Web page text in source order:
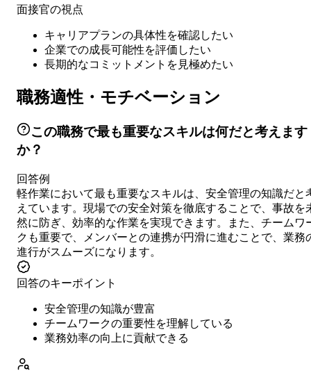
面接官の視点
キャリアプランの具体性を確認したい
企業での成長可能性を評価したい
長期的なコミットメントを見極めたい
職務適性・モチベーション
この職務で最も重要なスキルは何だと考えます
か？
回答例
軽作業において最も重要なスキルは、安全管理の知識だと
えています。現場での安全対策を徹底することで、事故を
然に防ぎ、効率的な作業を実現できます。また、チームワ
クも重要で、メンバーとの連携が円滑に進むことで、業務
進行がスムーズになります。
回答のキーポイント
安全管理の知識が豊富
チームワークの重要性を理解している
業務効率の向上に貢献できる